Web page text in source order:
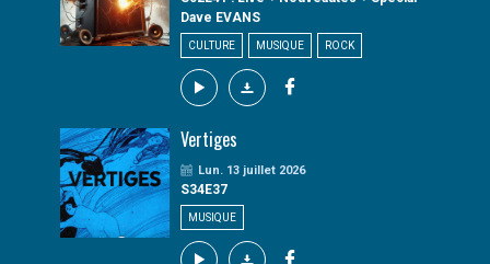
Dave EVANS
CULTURE MUSIQUE ROCK
Vertiges
Lun. 13 juillet 2026
S34E37
MUSIQUE